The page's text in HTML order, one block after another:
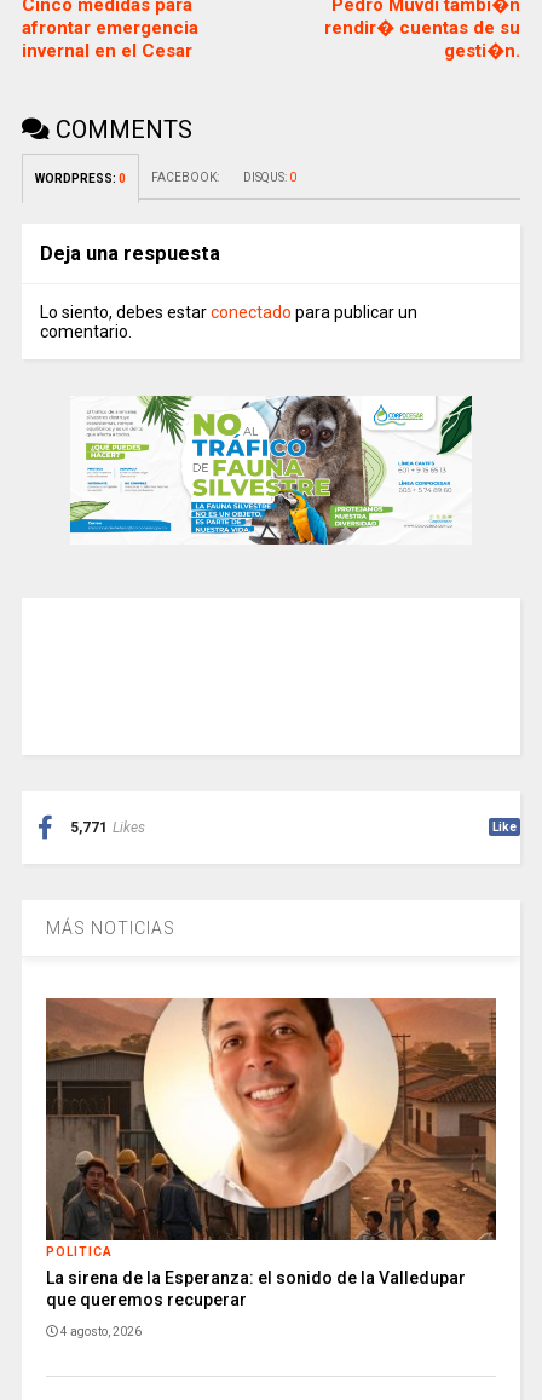
Cinco medidas para
afrontar emergencia
invernal en el Cesar
Pedro Muvdi tambi�n
rendir� cuentas de su
gesti�n.
COMMENTS
WORDPRESS: 0 FACEBOOK: DISQUS: 0
Deja una respuesta
Lo siento, debes estarconectado para publicar un
comentario.
5,771 Likes Like
MÁS NOTICIAS
POLITICA
La sirena de la Esperanza: el sonido de la Valledupar
que queremos recuperar
4 agosto, 2026